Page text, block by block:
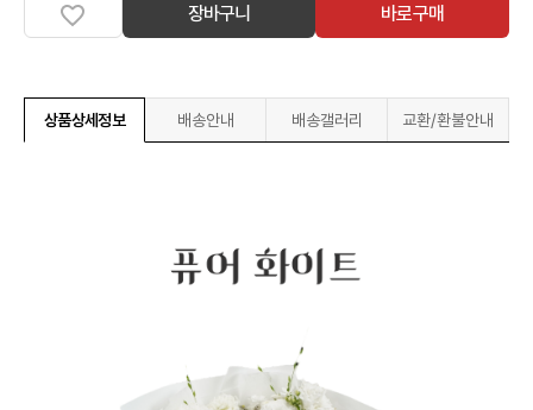
장바구니 바로구매
상품상세정보 배송안내 배송갤러리 교환/환불안내